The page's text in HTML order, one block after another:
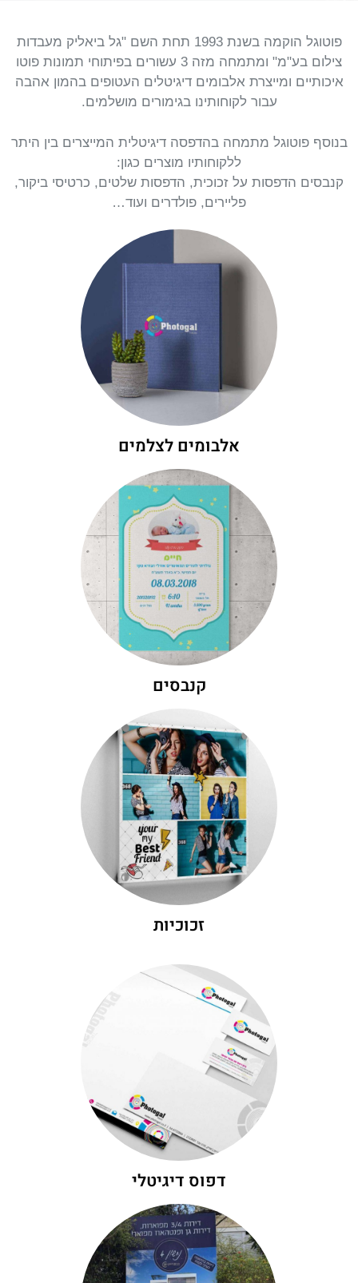
פוטוגל הוקמה בשנת 1993 תחת השם "גל ביאליק מעבדות
צילום בע"מ" ומתמחה מזה 3 עשורים בפיתוחי תמונות פוטו
איכותיים ומייצרת אלבומים דיגיטלים העטופים בהמון אהבה
עבור לקוחותינו בגימורים מושלמים.
בנוסף פוטוגל מתמחה בהדפסה דיגיטלית המייצרים בין היתר
ללקוחותיו מוצרים כגון:
קנבסים הדפסות על זכוכית, הדפסות שלטים, כרטיסי ביקור,
פליירים, פולדרים ועוד…
אלבומים לצלמים
אלבומים
מבחר רב של אלבומים לבחירה ממתין לכם כאן
באתר. את האלבומים תוכלו לקבל בכל גודל
ועיצוב רצוי, כאשר בתוכם יהיו תמונות איכותיות
ודפים עבים וקשיחים הנשמרים לדורי דורות.
קנבסים
קנבסים
פוטוגל מציעה הדפסה על קנבס ברמת גימור
שלא הכרתם. אנו מאפשרים להגדיל כל תמונה
רצויה על בד העשוי קנבס איכותי. את התמונה
ניתן לקבל עם מסגרת עץ, בכל גודל ובאיכות חדה
ומדויקת.
היכנסו לגלות עוד
זכוכיות
זכוכיות
הדפסה על זכוכית אלגנטית עם רקע או ללא
רקע באיכות גבוהה ביותר. את ההדפסות אנו
מבצעים בחלק האחורי של הזכוכית, ולכן
התמונה אינה נשרטת ונשמרת למשך שנים
רבות.
היכנסו לגלות עוד
דפוס דיגיטלי
דפוס דיגיטלי
פוטוגל מציעה הדפסה דיגיטלית ברמת איכות
גבוהה מהסטנדרט. כלל המדפסות בחברה
מתקדמות ומכילות את הטכנולוגיה המתקדמת
היכנסו לגלות עוד